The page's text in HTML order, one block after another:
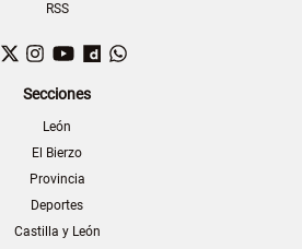
RSS
Facebook
TwitterInstagram
YouTubeDailymotion
Secciones
León
El Bierzo
Provincia
Deportes
Castilla y León